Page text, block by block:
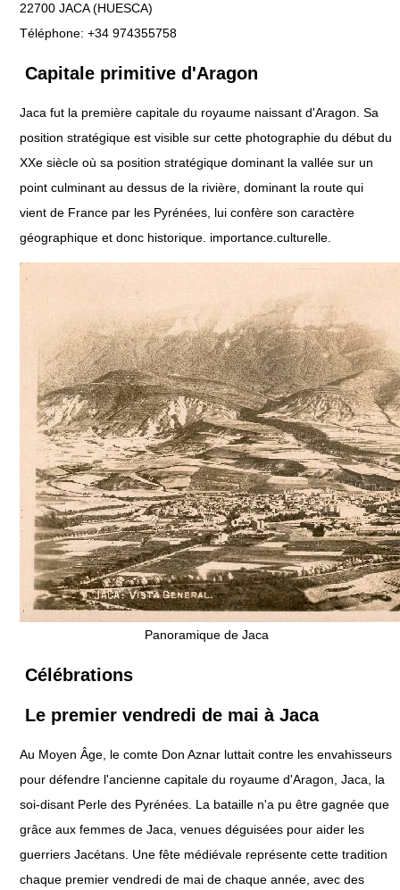
22700 JACA (HUESCA)
Téléphone: +34 974355758
Capitale primitive d'Aragon
Jaca fut la première capitale du royaume naissant d'Aragon. Sa
position stratégique est visible sur cette photographie du début du
XXe siècle où sa position stratégique dominant la vallée sur un
point culminant au dessus de la rivière, dominant la route qui
vient de France par les Pyrénées, lui confère son caractère
géographique et donc historique. importance.culturelle.
Panoramique de Jaca
Célébrations
Le premier vendredi de mai à Jaca
Au Moyen Âge, le comte Don Aznar luttait contre les envahisseurs
pour défendre l'ancienne capitale du royaume d'Aragon, Jaca, la
soi-disant Perle des Pyrénées. La bataille n'a pu être gagnée que
grâce aux femmes de Jaca, venues déguisées pour aider les
guerriers Jacétans. Une fête médiévale représente cette tradition
chaque premier vendredi de mai de chaque année, avec des